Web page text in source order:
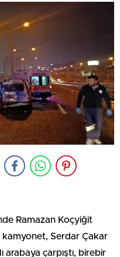
Ramazan Koçyiğit
Serdar Çakar
çarpıştı, birebir